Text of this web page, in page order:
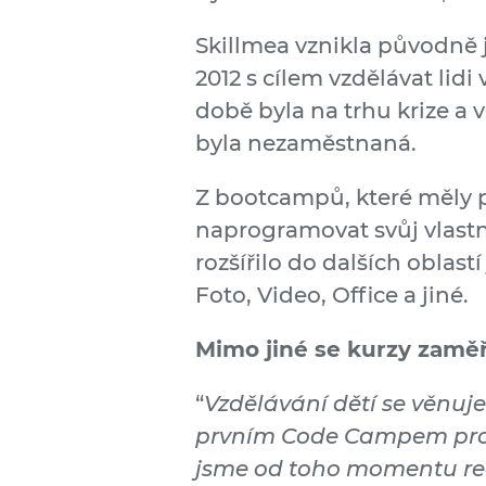
Skillmea vznikla
2012 s cílem vzdělávat
době byla na trhu krize a
byla nezaměstnaná.
Z bootcampů, které
naprogramovat svůj
rozšířilo do dalších
Foto, Video, Office a jiné.
Mimo jiné se kurzy
“Vzdělávání dětí se
prvním Code Campem
jsme od toho momentu